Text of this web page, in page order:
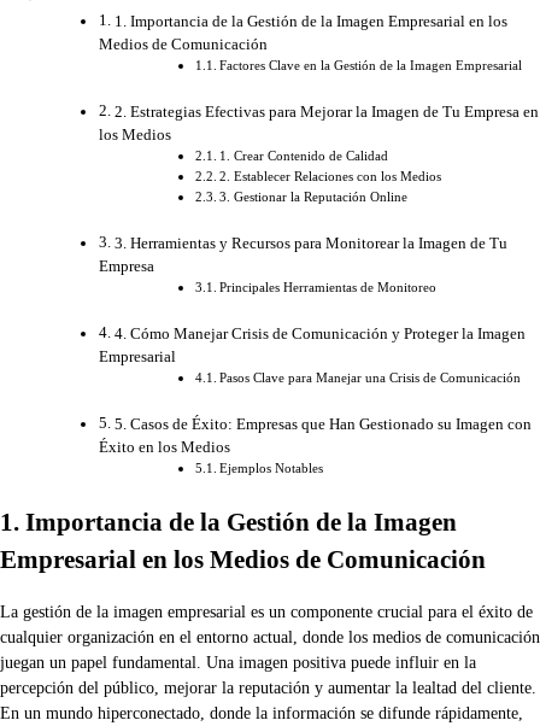
1. Importancia de la Gestión de la Imagen Empresarial en los
Medios de Comunicación
Factores Clave en la Gestión de la Imagen Empresarial
2. Estrategias Efectivas para Mejorar la Imagen de Tu Empresa en
los Medios
1. Crear Contenido de Calidad
2. Establecer Relaciones con los Medios
3. Gestionar la Reputación Online
3. Herramientas y Recursos para Monitorear la Imagen de Tu
Empresa
Principales Herramientas de Monitoreo
4. Cómo Manejar Crisis de Comunicación y Proteger la Imagen
Empresarial
Pasos Clave para Manejar una Crisis de Comunicación
5. Casos de Éxito: Empresas que Han Gestionado su Imagen con
Éxito en los Medios
Ejemplos Notables
1. Importancia de la Gestión de la Imagen
Empresarial en los Medios de Comunicación
La gestión de la imagen empresarial es un componente crucial para el éxito de
cualquier organización en el entorno actual, donde los medios de comunicación
juegan un papel fundamental. Una imagen positiva puede influir en la
percepción del público, mejorar la reputación y aumentar la lealtad del cliente.
En un mundo hiperconectado, donde la información se difunde rápidamente,